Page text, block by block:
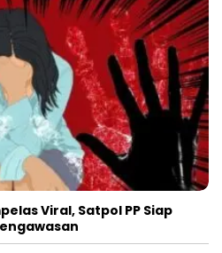
Viral, Satpol PP Siap